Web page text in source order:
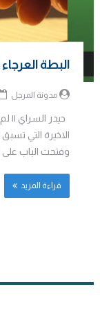
البطة
مدونة المرجل
حيدر السراي ||
الاخيرة التي
وفتحت الباب على
قراءة المزيد